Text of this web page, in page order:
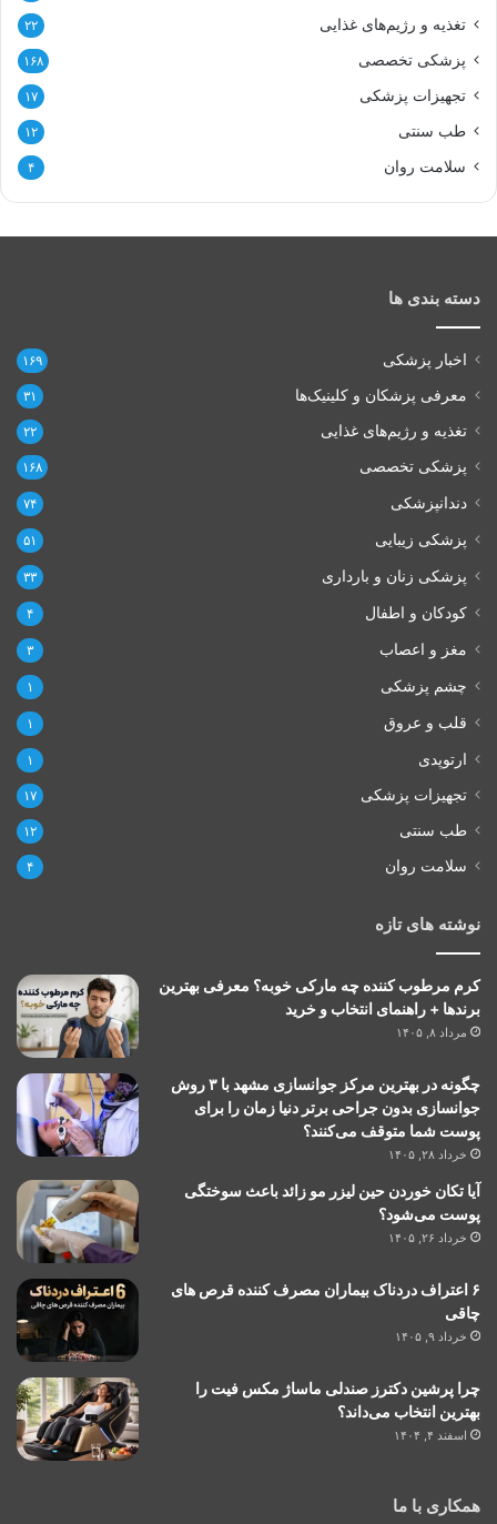
تغذیه و رژیم‌های غذایی ۲۲
پزشکی تخصصی ۱۶۸
تجهیزات پزشکی ۱۷
طب سنتی ۱۲
سلامت روان ۴
دسته بندی ها
اخبار پزشکی ۱۶۹
معرفی پزشکان و کلینیک‌ها ۳۱
تغذیه و رژیم‌های غذایی ۲۲
پزشکی تخصصی ۱۶۸
دندانپزشکی ۷۴
پزشکی زیبایی ۵۱
پزشکی زنان و بارداری ۳۳
کودکان و اطفال ۴
مغز و اعصاب ۳
چشم پزشکی ۱
قلب و عروق ۱
ارتوپدی ۱
تجهیزات پزشکی ۱۷
طب سنتی ۱۲
سلامت روان ۴
نوشته های تازه
کرم مرطوب کننده چه مارکی خوبه؟ معرفی بهترین
برندها + راهنمای انتخاب و خرید
مرداد ۸, ۱۴۰۵
چگونه در بهترین مرکز جوانسازی مشهد با ۳ روش
جوانسازی بدون جراحی برتر دنیا زمان را برای
پوست شما متوقف می‌کنند؟
خرداد ۲۸, ۱۴۰۵
آیا تکان خوردن حین لیزر مو زائد باعث سوختگی
پوست می‌شود؟
خرداد ۲۶, ۱۴۰۵
۶ اعتراف دردناک بیماران مصرف کننده قرص های
چاقی
خرداد ۹, ۱۴۰۵
چرا پرشین دکترز صندلی ماساژ مکس فیت را
بهترین انتخاب می‌داند؟
اسفند ۴, ۱۴۰۴
همکاری با ما